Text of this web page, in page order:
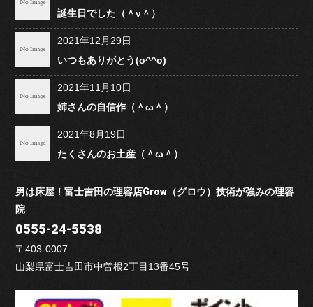
誕生日でした（＾ν＾）
2021年12月29日
いつもありがとう(o^^o)
2021年11月10日
姉さんの自信作（＾ω＾）
2021年8月19日
たくさんのお土産（＾ω＾）
男は床屋！富士吉田の理容店Grow（グロウ）技術が強みの理容
院
0555-24-5538
〒403-0007
山梨県富士吉田市中曽根2丁目13番45号